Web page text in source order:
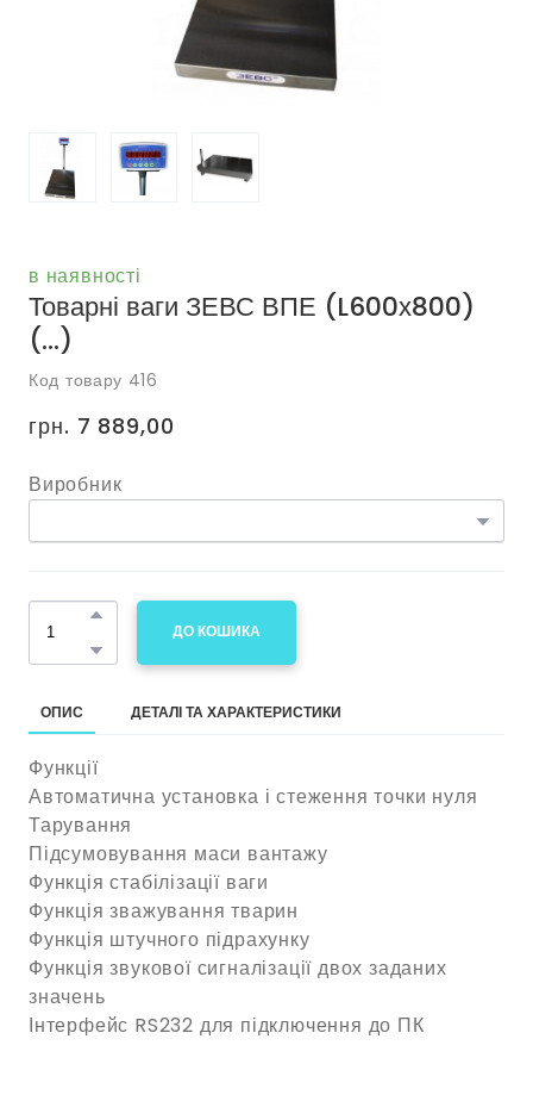
в наявності
Товарні ваги ЗЕВС ВПЕ (L600х800)
(...)
Код товару 416
грн. 7 889,00
Виробник
ДО КОШИКА
ОПИС ДЕТАЛІ ТА ХАРАКТЕРИСТИКИ
Функції
Автоматична установка і стеження точки нуля
Тарування
Підсумовування маси вантажу
Функція стабілізації ваги
Функція зважування тварин
Функція штучного підрахунку
Функція звукової сигналізації двох заданих
значень
Інтерфейс RS232 для підключення до ПК